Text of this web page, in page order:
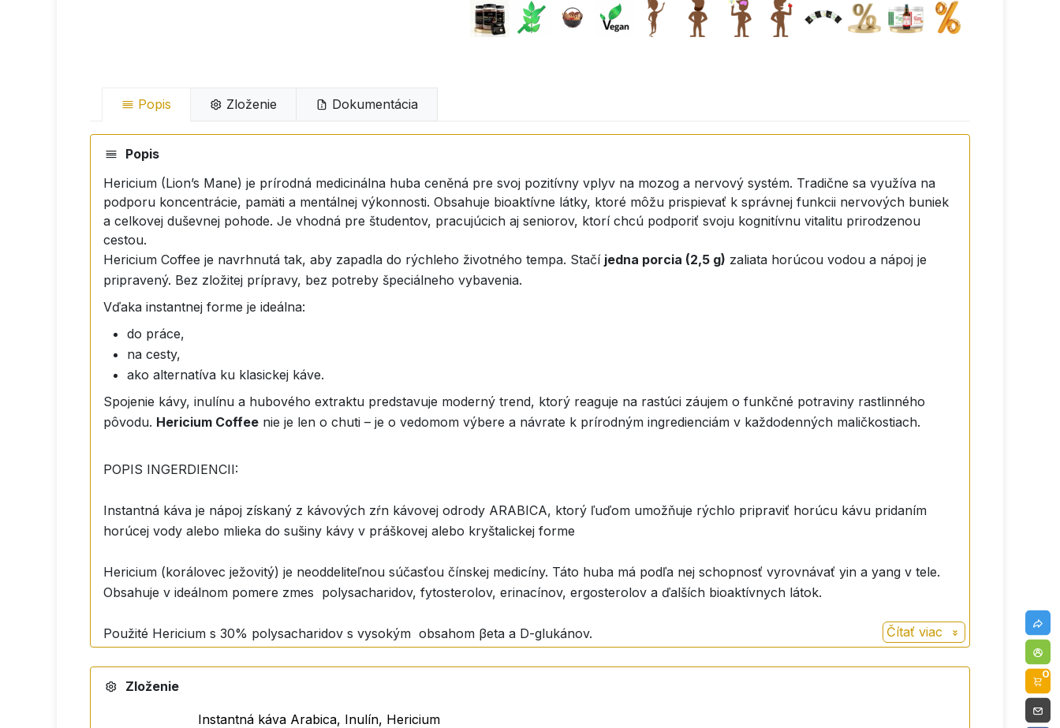
Popis Zloženie Dokumentácia
Popis
Hericium (Lion’s Mane) je prírodná medicinálna huba ceněná pre svoj pozitívny vplyv na mozog a nervový systém. Tradične sa využíva na
podporu koncentrácie, pamäti a mentálnej výkonnosti. Obsahuje bioaktívne látky, ktoré môžu prispievať k správnej funkcii nervových buniek
a celkovej duševnej pohode. Je vhodná pre študentov, pracujúcich aj seniorov, ktorí chcú podporiť svoju kognitívnu vitalitu prirodzenou
cestou.
Hericium Coffee je navrhnutá tak, aby zapadla do rýchleho životného tempa. Stačí jedna porcia (2,5 g) zaliata horúcou vodou a nápoj je
pripravený. Bez zložitej prípravy, bez potreby špeciálneho vybavenia.
Vďaka instantnej forme je ideálna:
do práce,
na cesty,
ako alternatíva ku klasickej káve.
Spojenie kávy, inulínu a hubového extraktu predstavuje moderný trend, ktorý reaguje na rastúci záujem o funkčné potraviny rastlinného
pôvodu. Hericium Coffee nie je len o chuti – je o vedomom výbere a návrate k prírodným ingredienciám v každodenných maličkostiach.
POPIS INGERDIENCII:
Instantná káva je nápoj získaný z kávových zŕn kávovej odrody ARABICA, ktorý ľuďom umožňuje rýchlo pripraviť horúcu kávu pridaním
horúcej vody alebo mlieka do sušiny kávy v práškovej alebo kryštalickej forme
Hericium (korálovec ježovitý) je neoddeliteľnou súčasťou čínskej medicíny. Táto huba má podľa nej schopnosť vyrovnávať yin a yang v tele.
Obsahuje v ideálnom pomere zmes polysacharidov, fytosterolov, erinacínov, ergosterolov a ďalších bioaktívnych látok.
Použité Hericium s 30% polysacharidov s vysokým obsahom βeta a D-glukánov.
Naše Herícium sa pestuje na organickom substráte. Základom tohoto substrátu je zmes pilín, organické pšeničné otruby, trstinový cukor a
prírodný sádrovec. Pre výrobu našich extraktov používame plodnice.
Čítať viac
Zloženie
Instantná káva Arabica, Inulín, Hericium
0